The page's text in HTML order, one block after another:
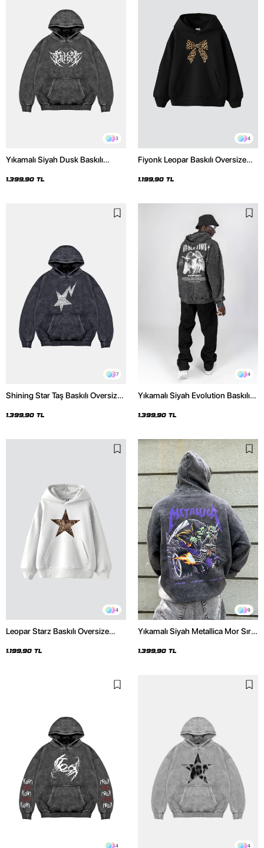
3
Yıkamalı Siyah Dusk Baskılı
1.399,90 TL
4
Fiyonk Leopar Baskılı Oversize
1.199,90 TL
7
Shining Star Taş Baskılı Oversize
Hoodie
1.399,90 TL
4
Yıkamalı Siyah Evolution Baskılı
Hoodie
1.399,90 TL
4
Leopar Starz Baskılı Oversize
1.199,90 TL
9
Yıkamalı Siyah Metallica Mor Sırt
Hoodie
1.399,90 TL
4 4